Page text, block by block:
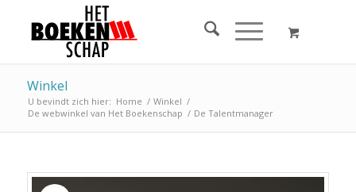
Winkel
U bevindt zich hier: Home / Winkel /
De webwinkel van Het Boekenschap / De Talentmanager